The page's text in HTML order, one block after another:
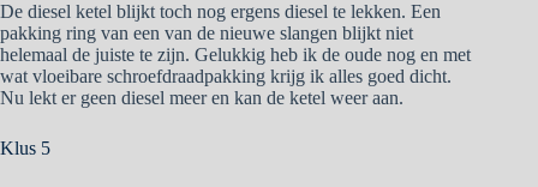
De diesel ketel blijkt toch nog ergens diesel te lekken. Een
pakking ring van een van de nieuwe slangen blijkt niet
helemaal de juiste te zijn. Gelukkig heb ik de oude nog en met
wat vloeibare schroefdraadpakking krijg ik alles goed dicht.
Nu lekt er geen diesel meer en kan de ketel weer aan.
Klus 5